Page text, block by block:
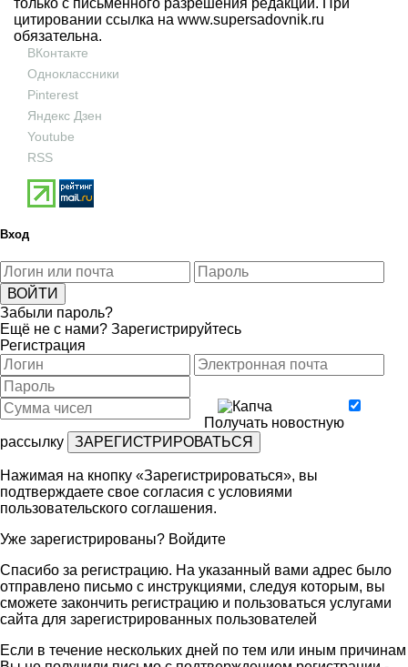
цитировании ссылка на www.supersadovnik.ru
обязательна.
ВКонтакте
Одноклассники
Pinterest
Яндекс Дзен
Youtube
RSS
Вход
Забыли пароль?
Ещё не с нами? Зарегистрируйтесь
Регистрация
Получать новостную
рассылку
Нажимая на кнопку «Зарегистрироваться», вы
подтверждаете свое согласия с условиями
пользовательского соглашения.
Уже зарегистрированы? Войдите
Спасибо за регистрацию. На указанный вами адрес было
отправлено письмо с инструкциями, следуя которым, вы
сможете закончить регистрацию и пользоваться услугами
сайта для зарегистрированных пользователей
Если в течение нескольких дней по тем или иным причинам